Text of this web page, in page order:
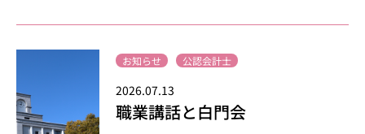
お知らせ 公認会計士
2026.07.13
職業講話と白門会